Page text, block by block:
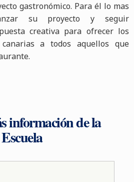
gastronómico. Para él lo mas
su proyecto y seguir
creativa para ofrecer los
a todos aquellos que
información de la
Escuela